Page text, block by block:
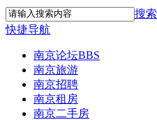
搜索
快捷导航
南京论坛BBS
南京旅游
南京招聘
南京租房
南京二手房